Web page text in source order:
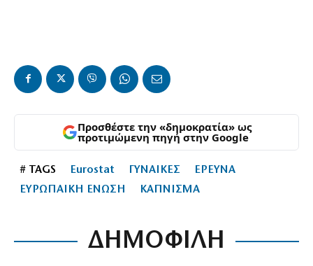
Προσθέστε την «δημοκρατία» ως
προτιμώμενη πηγή στην Google
# TAGS Eurostat ΓΥΝΑΙΚΕΣ
ΕΡΕΥΝΑ
ΕΥΡΩΠΑΙΚΗ ΕΝΩΣΗ
ΚΑΠΝΙΣΜΑ
ΔΗΜΟΦΙΛΗ